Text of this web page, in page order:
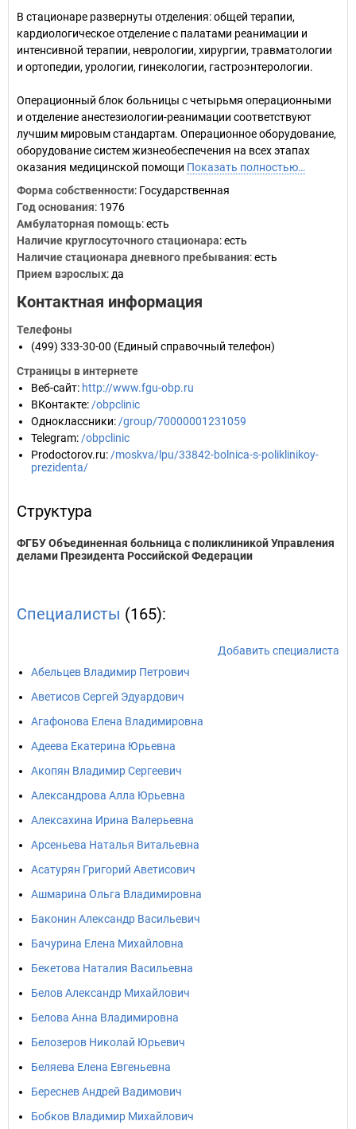
В стационаре развернуты отделения: общей терапии,
кардиологическое отделение с палатами реанимации и
интенсивной терапии, неврологии, хирургии, травматологии
и ортопедии, урологии, гинекологии, гастроэнтерологии.
Операционный блок больницы с четырьмя операционными
и отделение анестезиологии-реанимации соответствуют
лучшим мировым стандартам. Операционное оборудование,
оборудование систем жизнеобеспечения на всех этапах
оказания медицинской помощи Показать полностью…
Форма собственности: Государственная
Год основания: 1976
Амбулаторная помощь: есть
Наличие круглосуточного стационара: есть
Наличие стационара дневного пребывания: есть
Прием взрослых: да
Контактная информация
Телефоны
(499) 333-30-00 (Единый справочный телефон)
Страницы в интернете
Веб-сайт: http://www.fgu-obp.ru
ВКонтакте: /obpclinic
Одноклассники: /group/70000001231059
Telegram: /obpclinic
Prodoctorov.ru: /moskva/lpu/33842-bolnica-s-poliklinikoy-
prezidenta/
Структура
ФГБУ Объединенная больница с поликлиникой Управления
делами Президента Российской Федерации
Специалисты (165):
Добавить специалиста
Абельцев Владимир Петрович
Аветисов Сергей Эдуардович
Агафонова Елена Владимировна
Адеева Екатерина Юрьевна
Акопян Владимир Сергеевич
Александрова Алла Юрьевна
Алексахина Ирина Валерьевна
Арсеньева Наталья Витальевна
Асатурян Григорий Аветисович
Ашмарина Ольга Владимировна
Баконин Александр Васильевич
Бачурина Елена Михайловна
Бекетова Наталия Васильевна
Белов Александр Михайлович
Белова Анна Владимировна
Белозеров Николай Юрьевич
Беляева Елена Евгеньевна
Береснев Андрей Вадимович
Бобков Владимир Михайлович